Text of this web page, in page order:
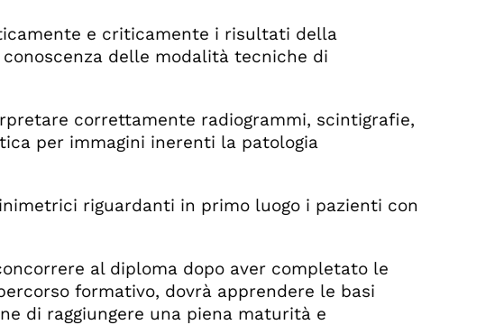
e criticamente i risultati della
delle modalità tecniche di
correttamente radiogrammi, scintigrafie,
per immagini inerenti la patologia
riguardanti in primo luogo i pazienti con
al diploma dopo aver completato le
formativo, dovrà apprendere le basi
di raggiungere una piena maturità e